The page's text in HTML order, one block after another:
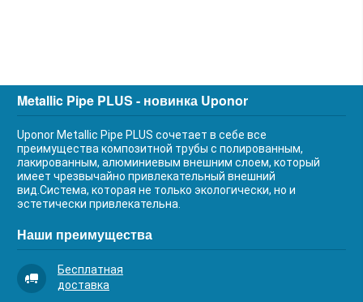
Metallic Pipe PLUS - новинка Uponor
Uponor Metallic Pipe PLUS сочетает в себе все
преимущества композитной трубы с полированным,
лакированным, алюминиевым внешним слоем, который
имеет чрезвычайно привлекательный внешний
вид.Система, которая не только экологически, но и
эстетически привлекательна.
Наши преимущества
Бесплатная
доставка